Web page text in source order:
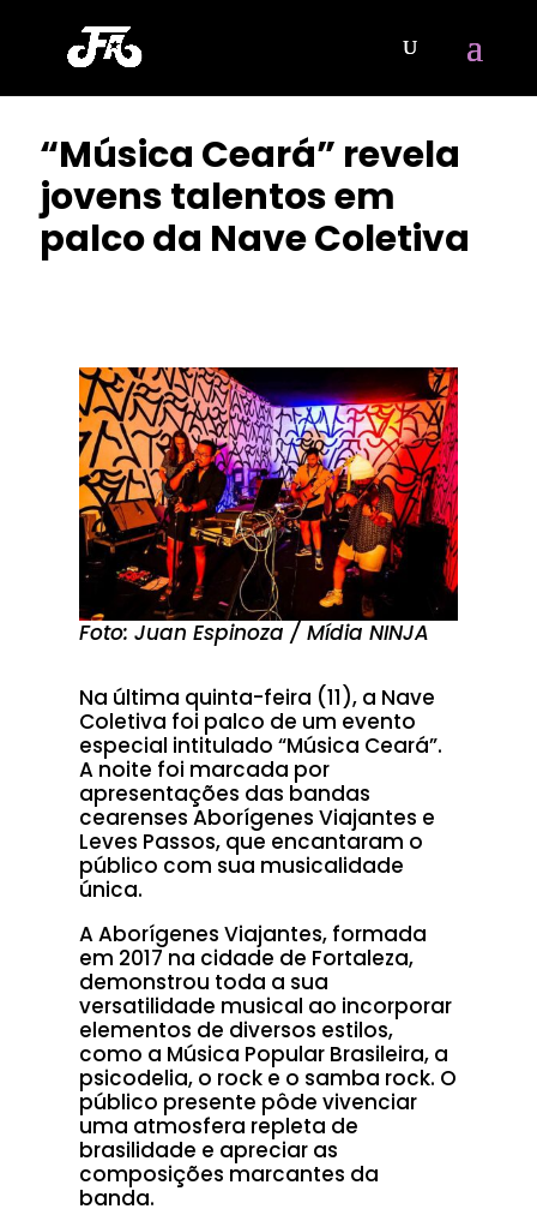
“Música Ceará” revela
jovens talentos em
palco da Nave Coletiva
Foto: Juan Espinoza / Mídia NINJA
Na última quinta-feira (11), a Nave
Coletiva foi palco de um evento
especial intitulado “Música Ceará”.
A noite foi marcada por
apresentações das bandas
cearenses Aborígenes Viajantes e
Leves Passos, que encantaram o
público com sua musicalidade
única.
A Aborígenes Viajantes, formada
em 2017 na cidade de Fortaleza,
demonstrou toda a sua
versatilidade musical ao incorporar
elementos de diversos estilos,
como a Música Popular Brasileira, a
psicodelia, o rock e o samba rock. O
público presente pôde vivenciar
uma atmosfera repleta de
brasilidade e apreciar as
composições marcantes da
banda.